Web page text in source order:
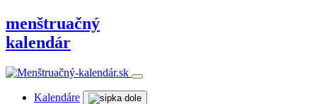
menštruačný
kalendár
Kalendáre